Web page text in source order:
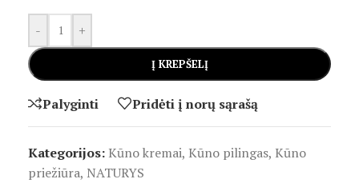
- +
Į KREPŠELĮ
Palyginti Pridėti į norų sąrašą
Kategorijos: Kūno kremai, Kūno pilingas, Kūno
priežiūra, NATURYS